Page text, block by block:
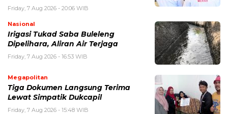
Friday, 7 Aug 2026 - 20:06 WIB
Nasional
Irigasi Tukad Saba Buleleng
Dipelihara, Aliran Air Terjaga
Friday, 7 Aug 2026 - 16:53 WIB
Megapolitan
Tiga Dokumen Langsung Terima
Lewat Simpatik Dukcapil
Friday, 7 Aug 2026 - 15:48 WIB